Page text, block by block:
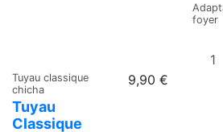
Tuyau classique
chicha
Tuyau
Classique
9,90 €
foyer